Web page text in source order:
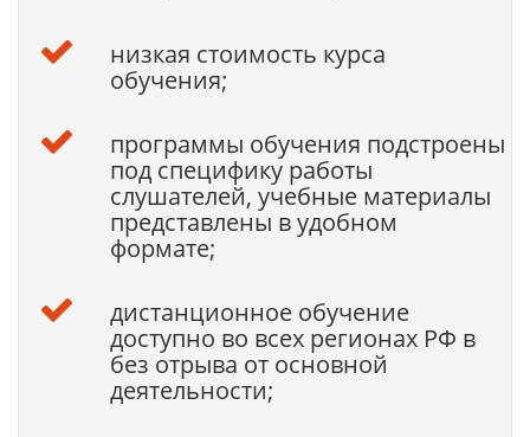
низкая стоимость курса
обучения;
программы обучения подстроены
под специфику работы
слушателей, учебные материалы
представлены в удобном
формате;
дистанционное обучение
доступно во всех регионах РФ в
без отрыва от основной
деятельности;